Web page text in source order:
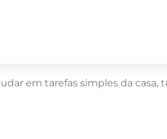
em tarefas simples da